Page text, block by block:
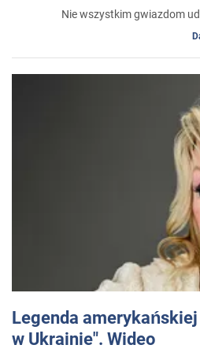
Nie wszystkim gwiazdom
Legenda
w Ukrainie". Wideo